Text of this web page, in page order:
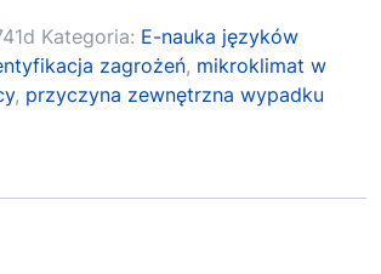
Kategoria: E-nauka języków
zagrożeń, mikroklimat w
, przyczyna zewnętrzna wypadku